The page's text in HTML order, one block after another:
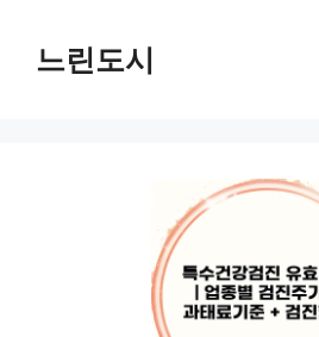
느린도시